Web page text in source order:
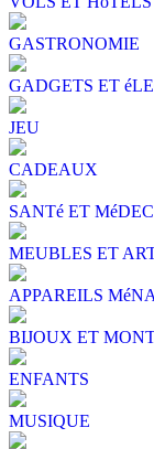
GASTRONOMIE
GADGETS ET
JEU
CADEAUX
SANTé ET
MEUBLES ET
APPAREILS
BIJOUX ET
ENFANTS
MUSIQUE